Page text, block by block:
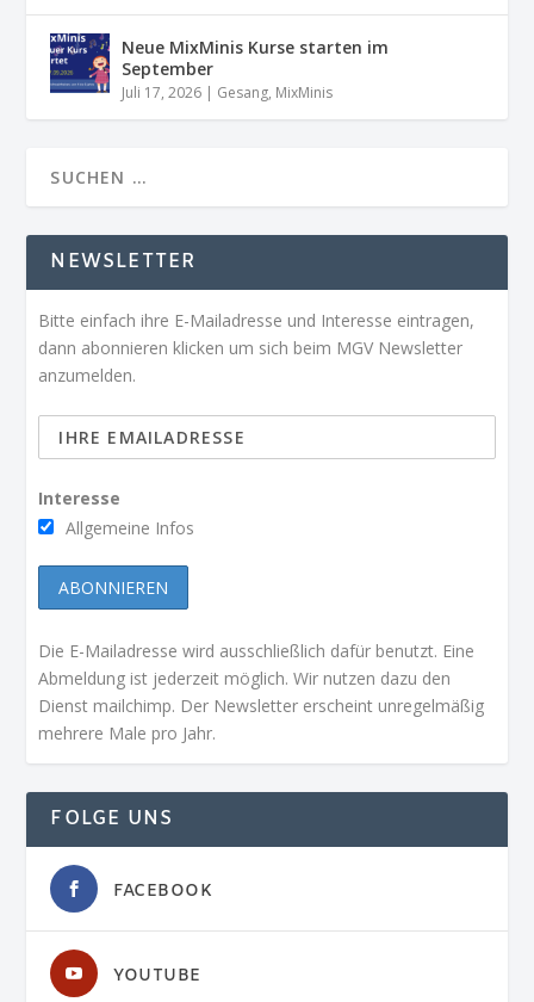
Neue MixMinis Kurse starten im
September
Juli 17, 2026 | Gesang, MixMinis
NEWSLETTER
Bitte einfach ihre E-Mailadresse und Interesse eintragen,
dann abonnieren klicken um sich beim MGV Newsletter
anzumelden.
Interesse
Allgemeine Infos
Die E-Mailadresse wird ausschließlich dafür benutzt. Eine
Abmeldung ist jederzeit möglich. Wir nutzen dazu den
Dienst mailchimp. Der Newsletter erscheint unregelmäßig
mehrere Male pro Jahr.
FOLGE UNS
FACEBOOK
YOUTUBE